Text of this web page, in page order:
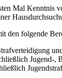
Mal Kenntnis
den folgende
Jugend-,